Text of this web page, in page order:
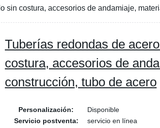
sin costura, accesorios de andamiaje,
Tuberías redondas de
costura, accesorios de
construcción, tubo de acero
Personalización:
Disponible
Servicio postventa:
servicio en línea